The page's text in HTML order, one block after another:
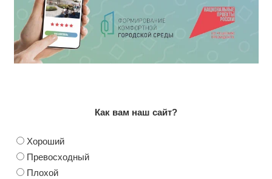
Как вам наш сайт?
Хороший
Превосходный
Плохой